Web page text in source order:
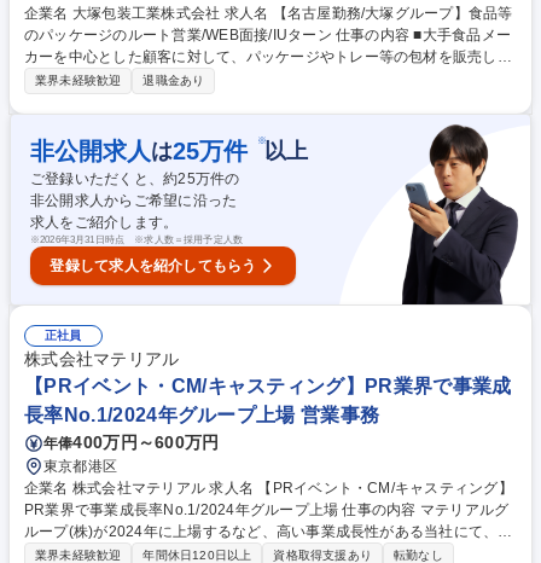
企業名 大塚包装工業株式会社 求人名 【名古屋勤務/大塚グループ】食品等
のパッケージのルート営業/WEB面接/IUターン 仕事の内容 ■大手食品メー
カーを中心とした顧客に対して、パッケージやトレー等の包材を販売しま
す。既存商品の生産計画に応じた受注～納品対応のほか、新商品やリニュ
度の顧客を担当。定期的に訪問して商品ごとの生産計画を把握し、見積
り・受注から自社の製造部門への発注、納品管理まで一貫して行います。
既存取引先へのルートセールスが中心です。 ◎既存顧客の新しいアイテム
や新規取引先に対して、自社製品の機能・品質等を提案して自社製品の採
用を目指す企画提案営業も行います。 募集職種 【名古屋勤務/大塚グルー
プ】食品等のパッケージのルート営業/WEB面接/IUターン
業界未経験歓迎 退職金あり
非公開求人 は25万件 ※以上
ご登録いただくと、約25万件の
非公開求人からご希望に沿った
求人をご紹介します。
※2026年3月31日時点 ※求人数＝採用予定人数
登録して求人を紹介してもらう
正社員
株式会社マテリアル
【PRイベント・CM/キャスティング】PR業界で事業成
長率No.1/2024年グループ上場 営業事務
年俸400万円～600万円
東京都港区
企業名 株式会社マテリアル 求人名 【PRイベント・CM/キャスティング】
PR業界で事業成長率No.1/2024年グループ上場 仕事の内容 マテリアルグ
ループ(株)が2024年に上場するなど、高い事業成長性がある当社にて、P
RイベントやCMのインフルエンサー・タレントキャスティング業務をお
業界未経験歓迎 年間休日120日以上 資格取得支援あり
転勤なし